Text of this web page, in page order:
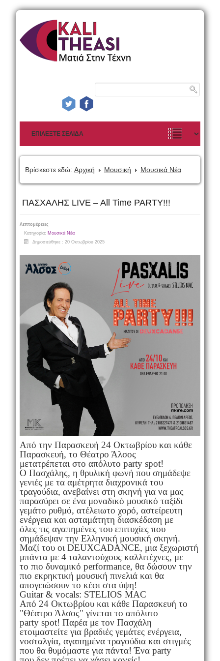
Βρίσκεστε εδώ: Αρχική Μουσική Μουσικά Νέα
ΠΑΣΧΑΛΗΣ LIVE – All Time PARTY!!!
Λεπτομέρειες
Κατηγορία: Μουσικά Νέα
Δημοσιεύθηκε : 20 Οκτωβρίου 2025
Από την Παρασκευή 24 Οκτωβρίου και κάθε
Παρασκευή, το Θέατρο Άλσος
μετατρέπεται στο απόλυτο party spot!
Ο Πασχάλης, η θρυλική φωνή που σημάδεψε
γενιές με τα αμέτρητα διαχρονικά του
τραγούδια, ανεβαίνει στη σκηνή για να μας
παρασύρει σε ένα μοναδικό μουσικό ταξίδι
γεμάτο ρυθμό, ατέλειωτο χορό, αστείρευτη
ενέργεια και ασταμάτητη διασκέδαση με
όλες τις αγαπημένες του επιτυχίες που
σημάδεψαν την Ελληνική μουσική σκηνή.
Μαζί του οι DEUXCADANCE, μια ξεχωριστή
μπάντα με 4 ταλαντούχους καλλιτέχνες, με
το πιο δυναμικό performance, θα δώσουν την
πιο εκρηκτική μουσική πινελιά και θα
απογειώσουν το κέφι στα ύψη!
Guitar & vocals: STELIOS MAC
Από 24 Οκτωβρίου και κάθε Παρασκευή το
"Θέατρο Άλσος" γίνεται το απόλυτο
party spot! Παρέα με τον Πασχάλη
ετοιμαστείτε για βραδιές γεμάτες ενέργεια,
νοσταλγία, αγαπημένα τραγούδια και στιγμές
που θα θυμόμαστε για πάντα! Ένα party